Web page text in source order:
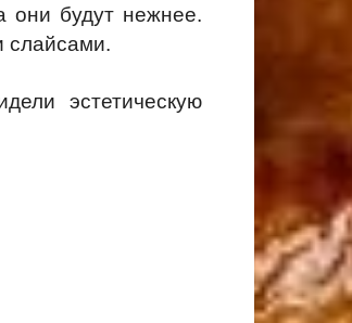
они будут нежнее.
слайсами.
эстетическую